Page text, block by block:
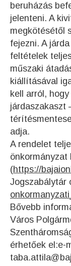
beruházás
jelenteni. A
megkötésétől
fejezni. A
feltételek
műszaki
kiállításával
kell arról,
járdaszakaszt
adja.
A rendelet
önkormányzat
(https://
Jogszabálytár
Bővebb
Város
érhetőek el:e-